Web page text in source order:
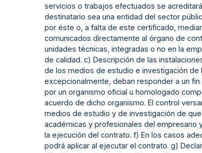
servicios o trabajos efectuados se
destinatario sea una entidad del sector
por éste o, a falta de este certificado,
comunicados directamente al órgano de
unidades técnicas, integradas o no en la
de calidad. c) Descripción de las
de los medios de estudio e investigación
excepcionalmente, deban responder a un
por un organismo oficial u homologado
acuerdo de dicho organismo. El control
medios de estudio y de investigación de
académicas y profesionales del empresario
la ejecución del contrato. f) En los casos
podrá aplicar al ejecutar el contrato. g)